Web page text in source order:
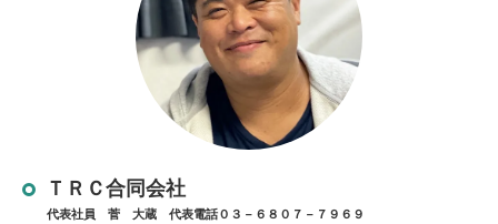
ＴＲＣ合同会社
代表社員 菅 大蔵 代表電話０３－６８０７－７９６９